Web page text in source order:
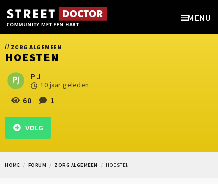
MENU
// ZORG ALGEMEEN
HOESTEN
P J
10 jaar geleden
60 1
VOLG
HOME FORUM ZORG ALGEMEEN HOESTEN